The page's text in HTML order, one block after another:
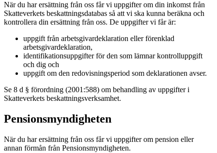
När du har ersättning från oss får vi uppgifter om din inkomst från
Skatteverkets beskattningsdatabas så att vi ska kunna beräkna och
kontrollera din ersättning från oss. De uppgifter vi får är:
uppgift från arbetsgivardeklaration eller förenklad
arbetsgivardeklaration,
identifikationsuppgifter för den som lämnar kontrolluppgift
och dig och
uppgift om den redovisningsperiod som deklarationen avser.
Se 8 d § förordning (2001:588) om behandling av uppgifter i
Skatteverkets beskattningsverksamhet.
Pensionsmyndigheten
När du har ersättning från oss får vi uppgifter om pension eller
annan förmån från Pensionsmyndigheten.